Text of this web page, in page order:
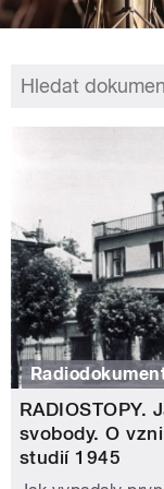
RADIOSTOPY.
svobody. O
studií 1945